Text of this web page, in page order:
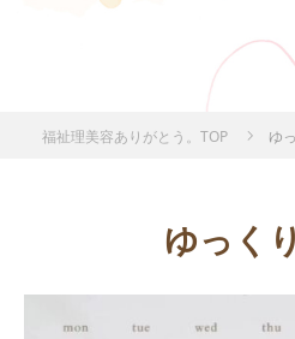
福祉理美容ありがとう。TOP ゆ
ゆっく